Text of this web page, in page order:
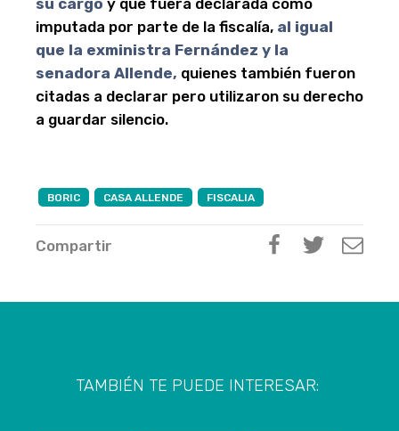
imputada por parte de la fiscalía, al igual
que la exministra Fernández y la
senadora Allende, quienes también fueron
citadas a declarar pero utilizaron su derecho
a guardar silencio.
BORIC CASA ALLENDE FISCALIA
Compartir
TAMBIÉN TE PUEDE INTERESAR: